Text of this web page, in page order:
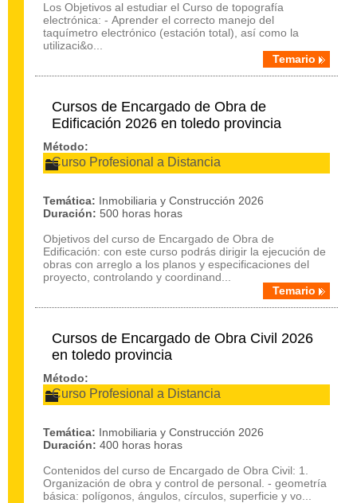
Los Objetivos al estudiar el Curso de topografía
electrónica: - Aprender el correcto manejo del
taquímetro electrónico (estación total), así como la
utilizaci&o...
Temario
Cursos de Encargado de Obra de
Edificación 2026 en toledo provincia
Método:
Curso Profesional a Distancia
Temática: Inmobiliaria y Construcción 2026
Duración: 500 horas horas
Objetivos del curso de Encargado de Obra de
Edificación: con este curso podrás dirigir la ejecución de
obras con arreglo a los planos y especificaciones del
proyecto, controlando y coordinand...
Temario
Cursos de Encargado de Obra Civil 2026
en toledo provincia
Método:
Curso Profesional a Distancia
Temática: Inmobiliaria y Construcción 2026
Duración: 400 horas horas
Contenidos del curso de Encargado de Obra Civil: 1.
Organización de obra y control de personal. - geometría
básica: polígonos, ángulos, círculos, superficie y vo...